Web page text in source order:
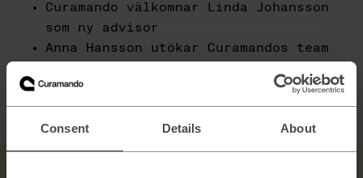
Consent Details About
Curamando välkomnar Linda Johansson
som ny advisor
Anna Hansson utökar Curamandos team
Är du intresserad av en karriär på Curamando? Läs mer
om hur det är att jobba här och om våra lediga positioner